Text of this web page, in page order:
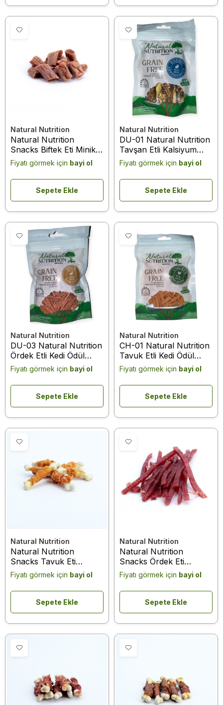
Natural Nutrition
Natural Nutrition
Snacks Biftek Eti Minik
Taneler Köpek Ödülü 75
Gr
Fiyatı görmek için bayi ol
Sepete Ekle
Natural Nutrition
DU-01 Natural Nutrition
Tavşan Etli Kalsiyum
Kemik Köpek Ödülü 75
Gr
Fiyatı görmek için bayi ol
Sepete Ekle
Natural Nutrition
DU-03 Natural Nutrition
Ördek Etli Kedi Ödül
Maması 75 Gr
Fiyatı görmek için bayi ol
Sepete Ekle
Natural Nutrition
CH-01 Natural Nutrition
Tavuk Etli Kedi Ödül
Maması 75 Gr
Fiyatı görmek için bayi ol
Sepete Ekle
Natural Nutrition
Natural Nutrition
Snacks Tavuk Eti
Kalsiyum Kemik Köpek
Ödülü 75 Gr
Fiyatı görmek için bayi ol
Sepete Ekle
Natural Nutrition
Natural Nutrition
Snacks Ördek Eti
Yumuşak Şerit Köpek
Ödülü 75 Gr
Fiyatı görmek için bayi ol
Sepete Ekle